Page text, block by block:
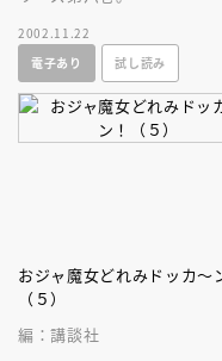
2002.11.22
電子あり
試し読み
おジャ魔女どれみドッカ～
（５）
編：講談社